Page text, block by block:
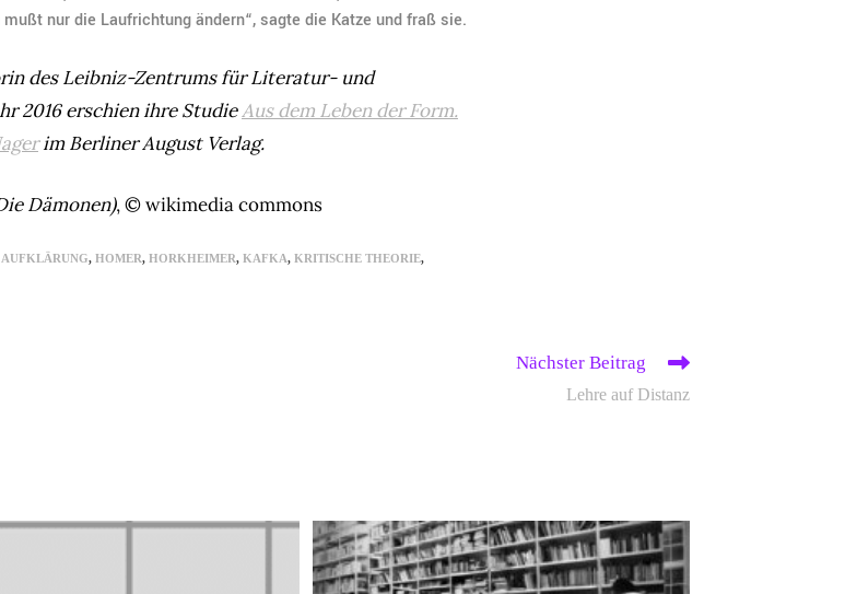
nur die Laufrichtung ändern“, sagte die Katze und fraß sie.
des Leibniz-Zentrums für Literatur- und
2016 erschien ihre StudieAus dem Leben der Form.
im Berliner August Verlag.
Dämonen), © wikimedia commons
, HOMER, HORKHEIMER, KAFKA, KRITISCHE THEORIE,
Nächster Beitrag
Lehre auf Distanz